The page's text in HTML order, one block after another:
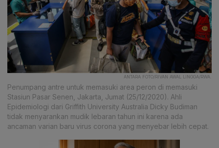
ANTARA FOTO/RIVAN AWAL LINGGA/RWA.
Penumpang antre untuk memasuki area peron di memasuki
Stasiun Pasar Senen, Jakarta, Jumat (25/12/2020). Ahli
Epidemiologi dari Griffith University Australia Dicky Budiman
tidak menyarankan mudik lebaran tahun ini karena ada
ancaman varian baru virus corona yang menyebar lebih cepat.